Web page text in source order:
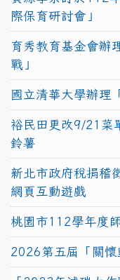
際保育研討會」
育秀教育基金會辦
戰」
國立清華大學辦理
裕民田更改9/21菜
鈴薯
新北市政府稅捐稽
網頁互動遊戲
桃園市112學年度
2026第五屆「關